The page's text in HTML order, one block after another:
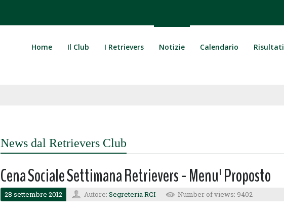
Home Il Club I Retrievers Notizie Calendario Risultati
News dal Retrievers Club
Cena Sociale Settimana Retrievers - Menu' Proposto
28 settembre 2012 Autore: Segreteria RCI Number of views: 9402